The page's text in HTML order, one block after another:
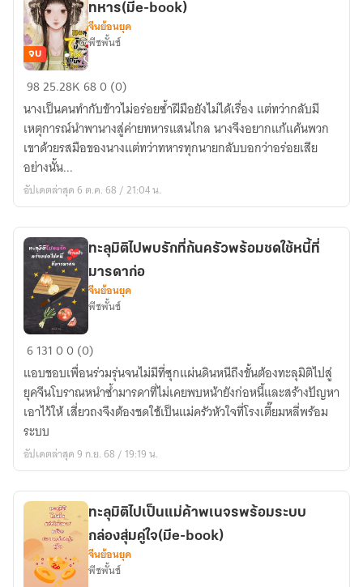
ทะลุ
ไป
บริหาร
คลัง
เสบียง
ใน
ทหาร(มีe-
book)
จบ
ทหาร(มีe-book)
จีนย้อนยุค
พีชพั้นช์
9825.28K680 (0)
นางเป็นคนทำกับข้าวไม่อร่อยซ้ำฝีมือยังไม่ได้เรื่อง แต่ทว่ากลับมี
เหตุการณ์นำพานางสู่ค่ายทหารแสนไกล นางจึงอยากแก้แค้นพวก
เขาด้วยรสมือของนางแต่ทว่าทหารทุกนายกลับบอกว่าอร่อยเสีย
อย่างนั้น...
อัปเดตล่าสุด 6 ต.ค. 68 / 21:04 น.
ทะลุ
ไป
พบ
รัก
ที่
ก้น
พร้อม
ชดใช้
หนี้
ที่
มารดา
ทะลุมิติไปพบรักที่ก้นครัวพร้อมชดใช้หนี้ที่
มารดาก่อ
จีนย้อนยุค
พีชพั้นช์
613100 (0)
แอบชอบเพื่อนร่วมรุ่นจนไม่มีที่ซุกแผ่นดินหนีถึงขั้นต้องทะลุมิติไปสู่
ยุคจีนโบราณหนำซ้ำมารดาที่ไม่เคยพบหน้ายังก่อหนี้และสร้างปัญหา
เอาไว้ให้ เสี่ยวถงจึงต้องชดใช้เป็นแม่ครัวหัวใจที่โรงเตี๊ยมหลี่พร้อม
ระบบ
อัปเดตล่าสุด 9 ก.ย. 68 / 19:19 น.
ทะลุมิติไปเป็นแม่ค้าพเนจรพร้อมระบบ
กล่องสุ่มคู่ใจ(มีe-book)
จีนย้อนยุค
พีชพั้นช์